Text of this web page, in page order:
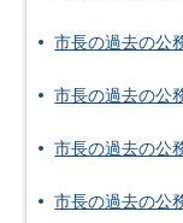
市長の過去の公
市長の過去の公
市長の過去の公
市長の過去の公